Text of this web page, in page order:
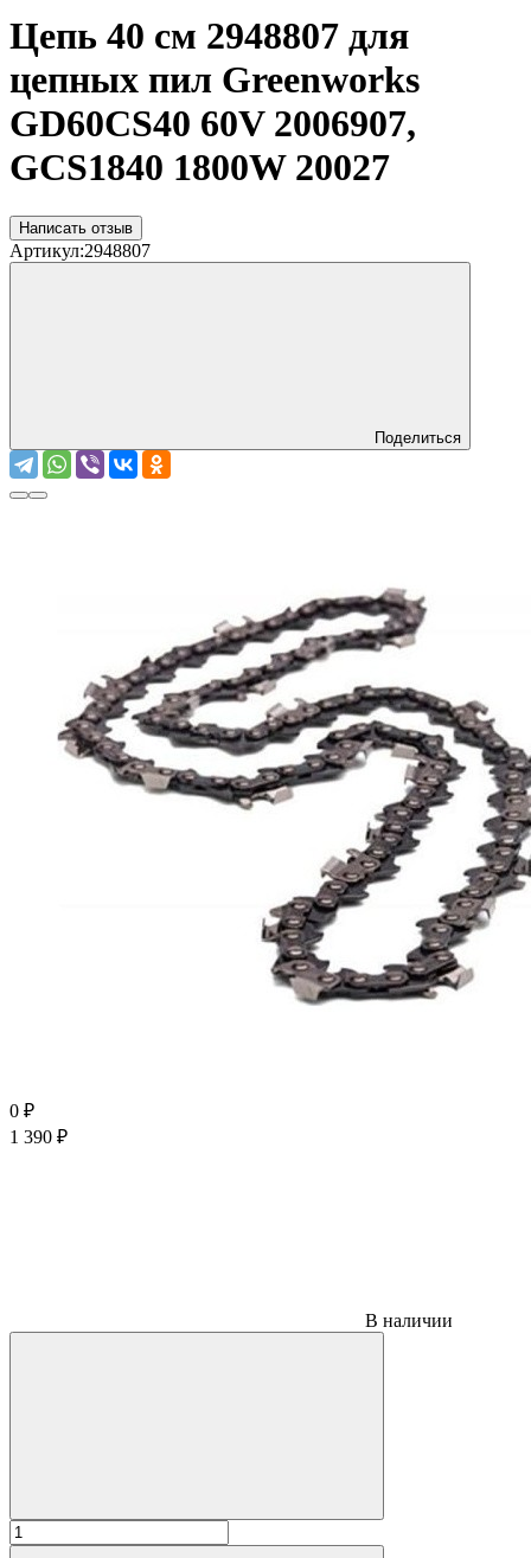
Цепь 40 см 2948807 для
цепных пил Greenworks
GD60CS40 60V 2006907,
GCS1840 1800W 20027
Написать отзыв
Артикул:2948807
Поделиться
0 ₽
1 390 ₽
В наличии